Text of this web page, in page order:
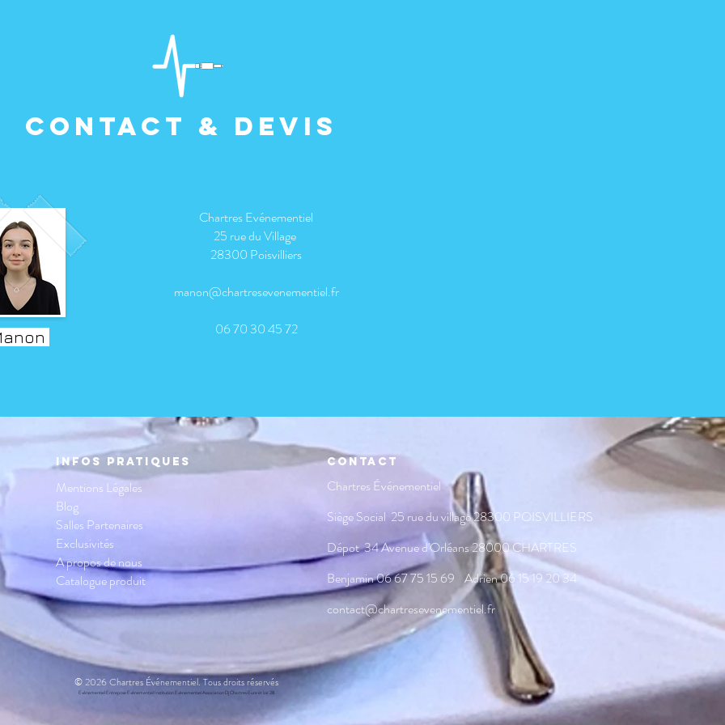
Contact & devis
Chartres Evénementiel
25 rue du Village
28300 Poisvilliers
manon@chartresevenementiel.fr
06 70 30 45 72
Infos pratiques
Mentions Légales
Blog
Salles Partenaires
Exclusivités
A propos de nous
Catalogue produit
Contact
Chartres Événementiel
Siège Social 25 rue du village 28300 POISVILLIERS
Dépot 34 Avenue d'Orléans 28000 CHARTRES
Benjamin06 67 75 15 69 Adrien06 15 19 20 34
contact@chartresevenementiel.fr
© 2026 Chartres Événementiel. Tous droits réservés
Evénementiel Entreprise Evénementiel Institution Evénementiel Association Dj Chartres Eure et loir 28